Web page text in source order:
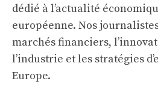
dédié à l’actualité
européenne. Nos
marchés financiers,
l’industrie et les stratégies
Europe.